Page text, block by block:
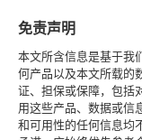
免责声明
本文所含信息是基于我
何产品以及本文所载的
证、担保或保障，包括
用这些产品、数据或信
和可用性的任何信息均